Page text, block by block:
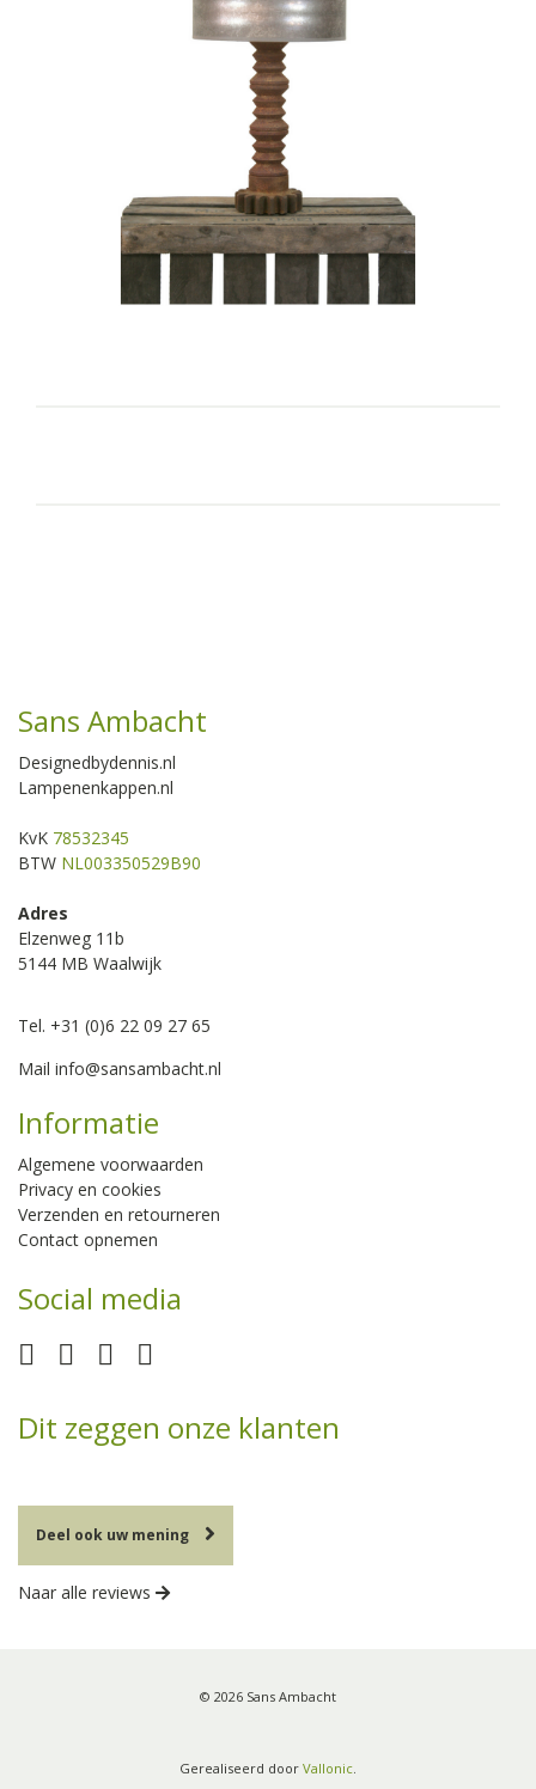
Sans Ambacht
Designedbydennis.nl
Lampenenkappen.nl
KvK 78532345
BTW NL003350529B90
Adres
Elzenweg 11b
5144 MB Waalwijk
Tel. +31 (0)6 22 09 27 65
Mail info@sansambacht.nl
Informatie
Algemene voorwaarden
Privacy en cookies
Verzenden en retourneren
Contact opnemen
Social media
Dit zeggen onze klanten
Deel ook uw mening
Naar alle reviews
© 2026 Sans Ambacht
Gerealiseerd door Vallonic